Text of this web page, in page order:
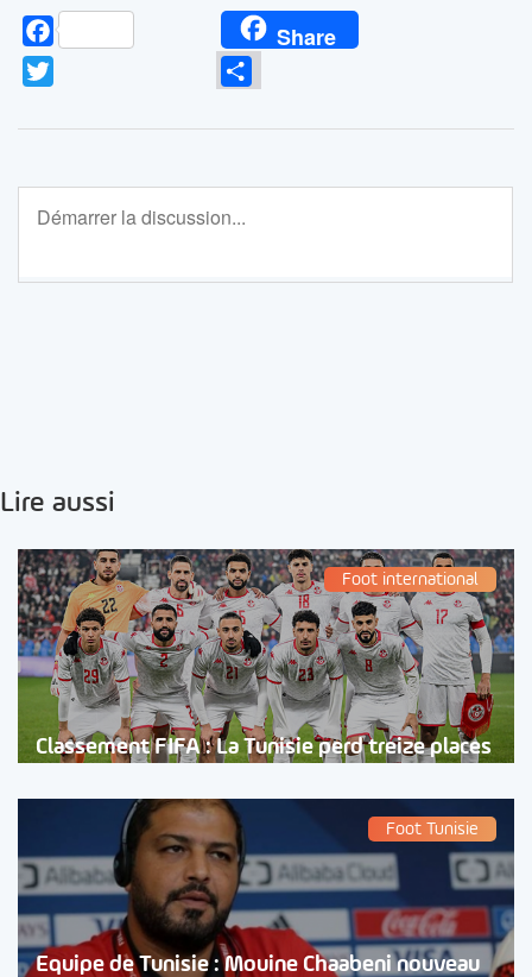
Facebook Share
Lire aussi
Foot international
Classement FIFA : La Tunisie perd treize places
Foot Tunisie
Equipe de Tunisie : Mouine Chaabeni nouveau